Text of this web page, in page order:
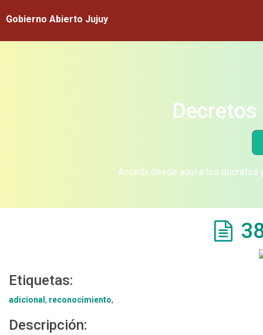
Gobierno Abierto Jujuy
Acceda desde aquí a los
Etiquetas:
adicional , reconocimiento,
Descripción: